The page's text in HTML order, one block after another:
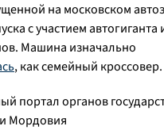
на московском
с участием автогиганта
Машина изначально
, как семейный кроссовер.
портал органов
Мордовия